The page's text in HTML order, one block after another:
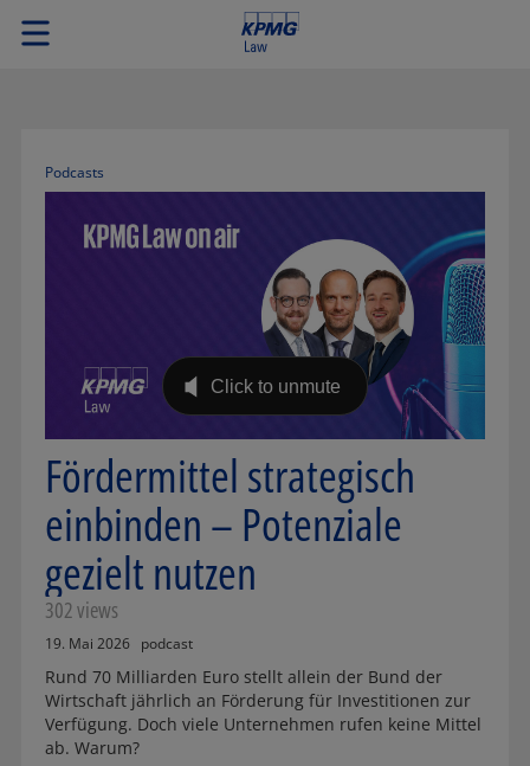
Podcasts
Fördermittel strategisch
einbinden – Potenziale
gezielt nutzen
302 views
19. Mai 2026 podcast
Rund 70 Milliarden Euro stellt allein der Bund der
Wirtschaft jährlich an Förderung für Investitionen zur
Verfügung. Doch viele Unternehmen rufen keine Mittel
ab. Warum?